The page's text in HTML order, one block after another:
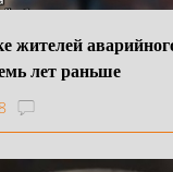
жителей
лет раньше